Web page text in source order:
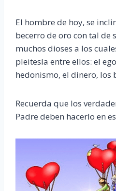
El hombre de hoy, se
becerro de oro con tal de
muchos dioses a los
pleitesía entre ellos: el
hedonismo, el dinero, los
Recuerda que los
Padre deben hacerlo en